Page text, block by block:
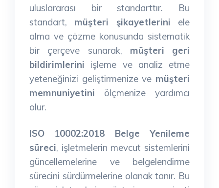
uluslararası bir standarttır. Bu
standart, müşteri şikayetlerini ele
alma ve çözme konusunda sistematik
bir çerçeve sunarak, müşteri geri
bildirimlerini işleme ve analiz etme
yeteneğinizi geliştirmenize ve müşteri
memnuniyetini ölçmenize yardımcı
olur.
ISO 10002:2018 Belge Yenileme
süreci, işletmelerin mevcut sistemlerini
güncellemelerine ve belgelendirme
sürecini sürdürmelerine olanak tanır. Bu